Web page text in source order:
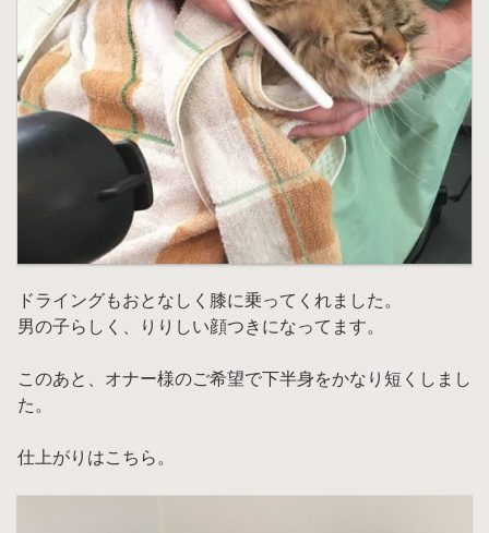
ドライングもおとなしく膝に乗ってくれました。
男の子らしく、りりしい顔つきになってます。
このあと、オナー様のご希望で下半身をかなり短くしまし
た。
仕上がりはこちら。